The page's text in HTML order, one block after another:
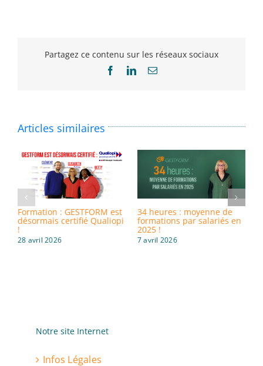
Partagez ce contenu sur les réseaux sociaux
FacebookLinkedInEmail
Articles similaires
Formation : GESTFORM est
désormais certifié Qualiopi
!
28 avril 2026
34 heures : moyenne de
formations par salariés en
2025 !
7 avril 2026
Notre site Internet
Infos Légales